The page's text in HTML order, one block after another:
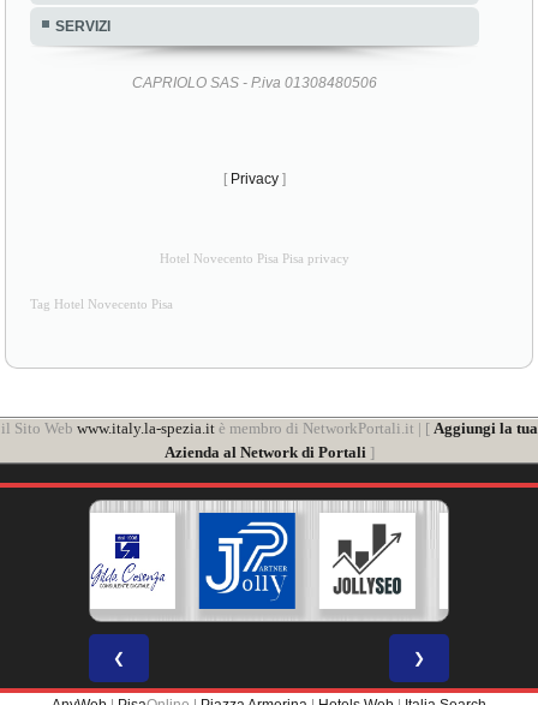
SERVIZI
CAPRIOLO SAS - P.iva 01308480506
[ Privacy ]
Hotel Novecento Pisa Pisa privacy
Tag Hotel Novecento Pisa
il Sito Web www.italy.la-spezia.itè membro di NetworkPortali.it | [ Aggiungi la tua
Azienda al Network di Portali ]
❮ ❯